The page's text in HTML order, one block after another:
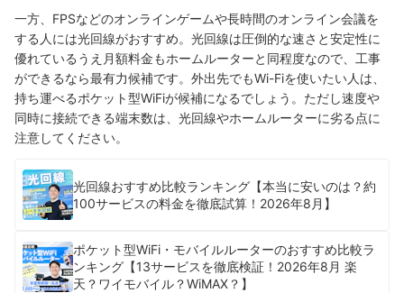
一方、FPSなどのオンラインゲームや長時間のオンライン会議を
する人には光回線がおすすめ。光回線は圧倒的な速さと安定性に
優れているうえ月額料金もホームルーターと同程度なので、工事
ができるなら最有力候補です。外出先でもWi-Fiを使いたい人は、
持ち運べるポケット型WiFiが候補になるでしょう。ただし速度や
同時に接続できる端末数は、光回線やホームルーターに劣る点に
注意してください。
光回線おすすめ比較ランキング【本当に安いのは？約
100サービスの料金を徹底試算！2026年8月】
ポケット型WiFi・モバイルルーターのおすすめ比較ラ
ンキング【13サービスを徹底検証！2026年8月 楽
天？ワイモバイル？WiMAX？】